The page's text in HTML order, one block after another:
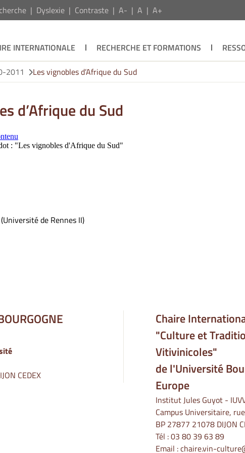
Dyslexie Contraste A- A A+
INTERNATIONALE RECHERCHE ET FORMATIONS
2011 Les vignobles d’Afrique du Sud
d’Afrique du Sud
de Rennes II)
CEDEX
Chaire
"Culture et
Vitivinicoles"
de l'Université
Europe
Institut Jules Guyot -
Campus Universitaire,
BP 27877 21078 DIJON
Tél :03 80 39 63 89
Email :chaire.vin-